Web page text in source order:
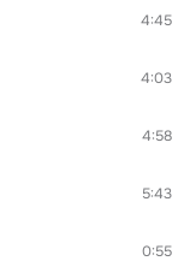
4:45
4:03
4:58
5:43
0:55